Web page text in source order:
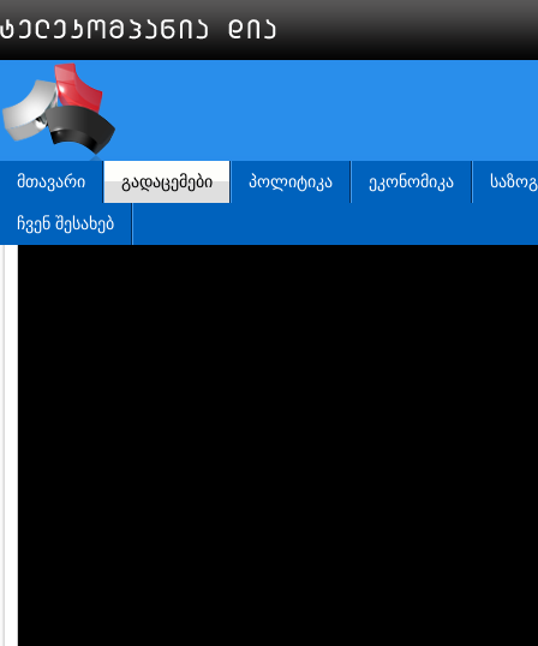
ᲛᲗᲐᲕᲐᲠᲘ ᲒᲐᲓᲐᲪᲔᲛᲔᲑᲘ ᲞᲝᲚᲘᲢᲘᲙᲐ ᲔᲙᲝᲜᲝᲛᲘᲙᲐ
ᲩᲕᲔᲜ ᲨᲔᲡᲐᲮᲔᲑ